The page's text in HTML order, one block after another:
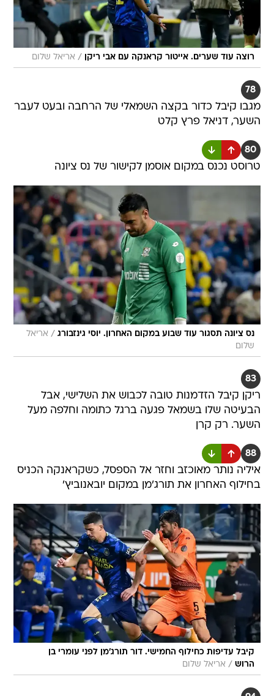
רוצה עוד שערים. אייטור קראנקה עם אבי ריקן / אריאל שלום
78
מגבו קיבל כדור בקצה השמאלי של הרחבה ובעט לעבר
השער, דניאל פרץ קלט
80
טרוסט נכנס במקום אוסמן לקישור של נס ציונה
נס ציונה תסגור עוד שבוע במקום האחרון. יוסי גינזבורג / אריאל
שלום
83
ריקן קיבל הזדמנות טובה לכבוש את השלישי, אבל
הבעיטה שלו בשמאל פגעה ברגל כתומה וחלפה מעל
השער. רק קרן
88
איליה נותר מאוכזב וחזר אל הספסל, כשקראנקה הכניס
בחילוף האחרון את תורג'מן במקום יובאנוביץ'
קיבל עדיפות כחילוף החמישי. דור תורג'מן לפני עומרי בן
הרוש / אריאל שלום